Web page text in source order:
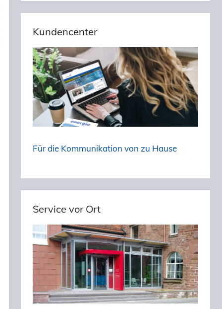
Kundencenter
Für die Kommunikation von zu Hause
Service vor Ort